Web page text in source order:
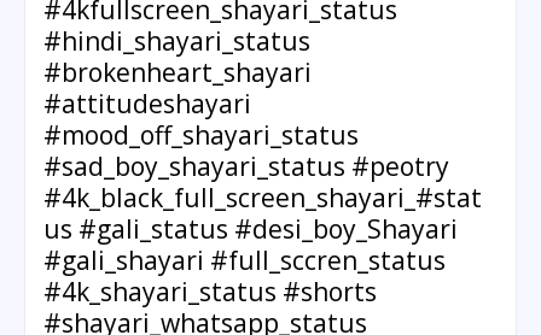
#4kfullscreen_shayari_status
#hindi_shayari_status
#brokenheart_shayari
#attitudeshayari
#mood_off_shayari_status
#sad_boy_shayari_status #peotry
#4k_black_full_screen_shayari_#stat
us #gali_status #desi_boy_Shayari
#gali_shayari #full_sccren_status
#4k_shayari_status #shorts
#shayari_whatsapp_status